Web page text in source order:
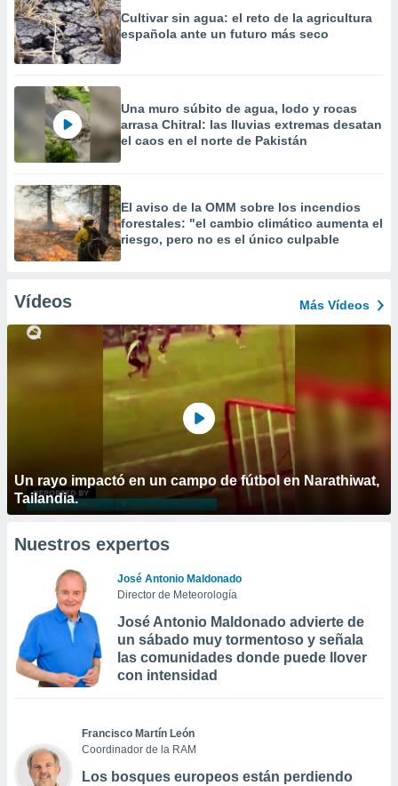
Cultivar sin agua: el reto de la agricultura
española ante un futuro más seco
Una muro súbito de agua, lodo y rocas
arrasa Chitral: las lluvias extremas desatan
el caos en el norte de Pakistán
El aviso de la OMM sobre los incendios
forestales: "el cambio climático aumenta el
riesgo, pero no es el único culpable
Vídeos Más Vídeos
Un rayo impactó en un campo de fútbol en Narathiwat,
Tailandia.
Nuestros expertos
José Antonio Maldonado
Director de Meteorología
José Antonio Maldonado advierte de
un sábado muy tormentoso y señala
las comunidades donde puede llover
con intensidad
Francisco Martín León
Coordinador de la RAM
Los bosques europeos están perdiendo